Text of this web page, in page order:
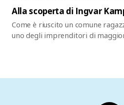
l’azienda di mobili che
suo percorso imprenditoriale,
penne, orologi e calze di nylon,
passo l’abilità negli acquisti.
business, quando realizza la
Alla scoperta di Ingvar
Come è riuscito un comune
uno degli imprenditori di
piena di amore e
Un mondo sicuro circondato